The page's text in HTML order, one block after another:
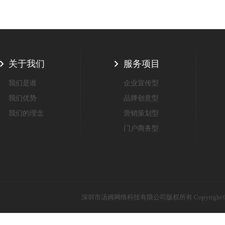
关于我们
我们是谁
我们优势
我们的理念
服务项目
企业宣传型
品牌创意型
营销策划型
门户商务型
深圳市汤姆网络科技有限公司版权所有